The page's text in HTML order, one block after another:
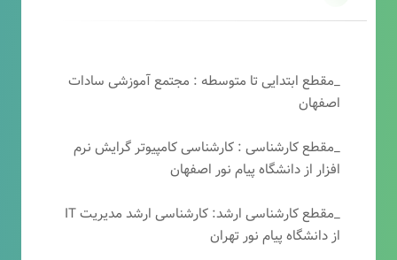
_مقطع ابتدایی تا متوسطه : مجتمع آموزشی سادات
اصفهان
_مقطع کارشناسی : کارشناسی کامپیوتر گرایش نرم
افزار از دانشگاه پیام نور اصفهان
_مقطع کارشناسی ارشد: کارشناسی ارشد مدیریت IT
از دانشگاه پیام نور تهران